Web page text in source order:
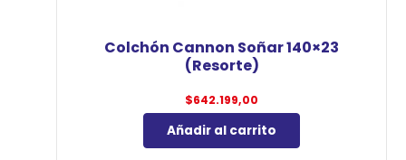
Colchón Cannon Soñar 140×23
(Resorte)
$642.199,00
Añadir al carrito